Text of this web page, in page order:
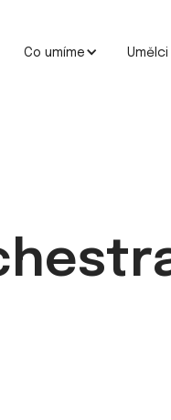
Co umíme Umělci